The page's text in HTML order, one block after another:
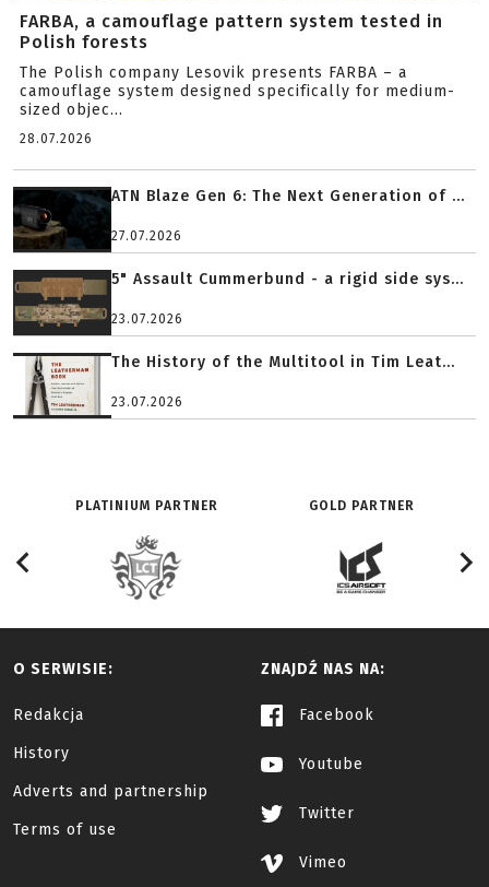
FARBA, a camouflage pattern system tested in
Polish forests
The Polish company Lesovik presents FARBA – a
camouflage system designed specifically for medium-
sized objec...
28.07.2026
ATN Blaze Gen 6: The Next Generation of ...
27.07.2026
5" Assault Cummerbund - a rigid side sys...
23.07.2026
The History of the Multitool in Tim Leat...
23.07.2026
PLATINIUM PARTNER GOLD PARTNER
O SERWISIE:
Redakcja
History
Adverts and partnership
Terms of use
ZNAJDŹ NAS NA:
Facebook
Youtube
Twitter
Vimeo